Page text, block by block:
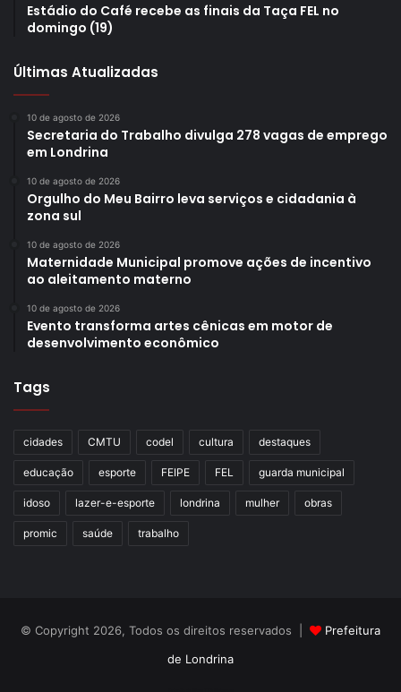
Estádio do Café recebe as finais da Taça FEL no
domingo (19)
Últimas Atualizadas
10 de agosto de 2026
Secretaria do Trabalho divulga 278 vagas de emprego
em Londrina
10 de agosto de 2026
Orgulho do Meu Bairro leva serviços e cidadania à
zona sul
10 de agosto de 2026
Maternidade Municipal promove ações de incentivo
ao aleitamento materno
10 de agosto de 2026
Evento transforma artes cênicas em motor de
desenvolvimento econômico
Tags
cidades CMTU codel cultura destaques
educação esporte FEIPE FEL guarda municipal
idoso lazer-e-esporte londrina mulher obras
promic saúde trabalho
© Copyright 2026, Todos os direitos reservados |
Prefeitura
de Londrina